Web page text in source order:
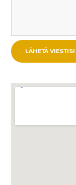
LÄHETÄ VIESTISI